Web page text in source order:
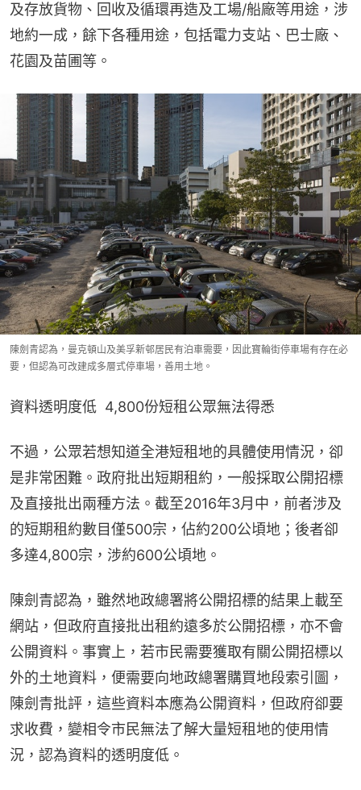
及存放貨物、回收及循環再造及工場/船廠等用途，涉
地約一成，餘下各種用途，包括電力支站、巴士廠、
花園及苗圃等。
陳劍青認為，曼克頓山及美孚新邨居民有泊車需要，因此寶輪街停車場有存在必
要，但認為可改建成多層式停車場，善用土地。
資料透明度低  4,800份短租公眾無法得悉
不過，公眾若想知道全港短租地的具體使用情況，卻
是非常困難。政府批出短期租約，一般採取公開招標
及直接批出兩種方法。截至2016年3月中，前者涉及
的短期租約數目僅500宗，佔約200公頃地；後者卻
多達4,800宗，涉約600公頃地。
陳劍青認為，雖然地政總署將公開招標的結果上載至
網站，但政府直接批出租約遠多於公開招標，亦不會
公開資料。事實上，若市民需要獲取有關公開招標以
外的土地資料，便需要向地政總署購買地段索引圖，
陳劍青批評，這些資料本應為公開資料，但政府卻要
求收費，變相令市民無法了解大量短租地的使用情
況，認為資料的透明度低。